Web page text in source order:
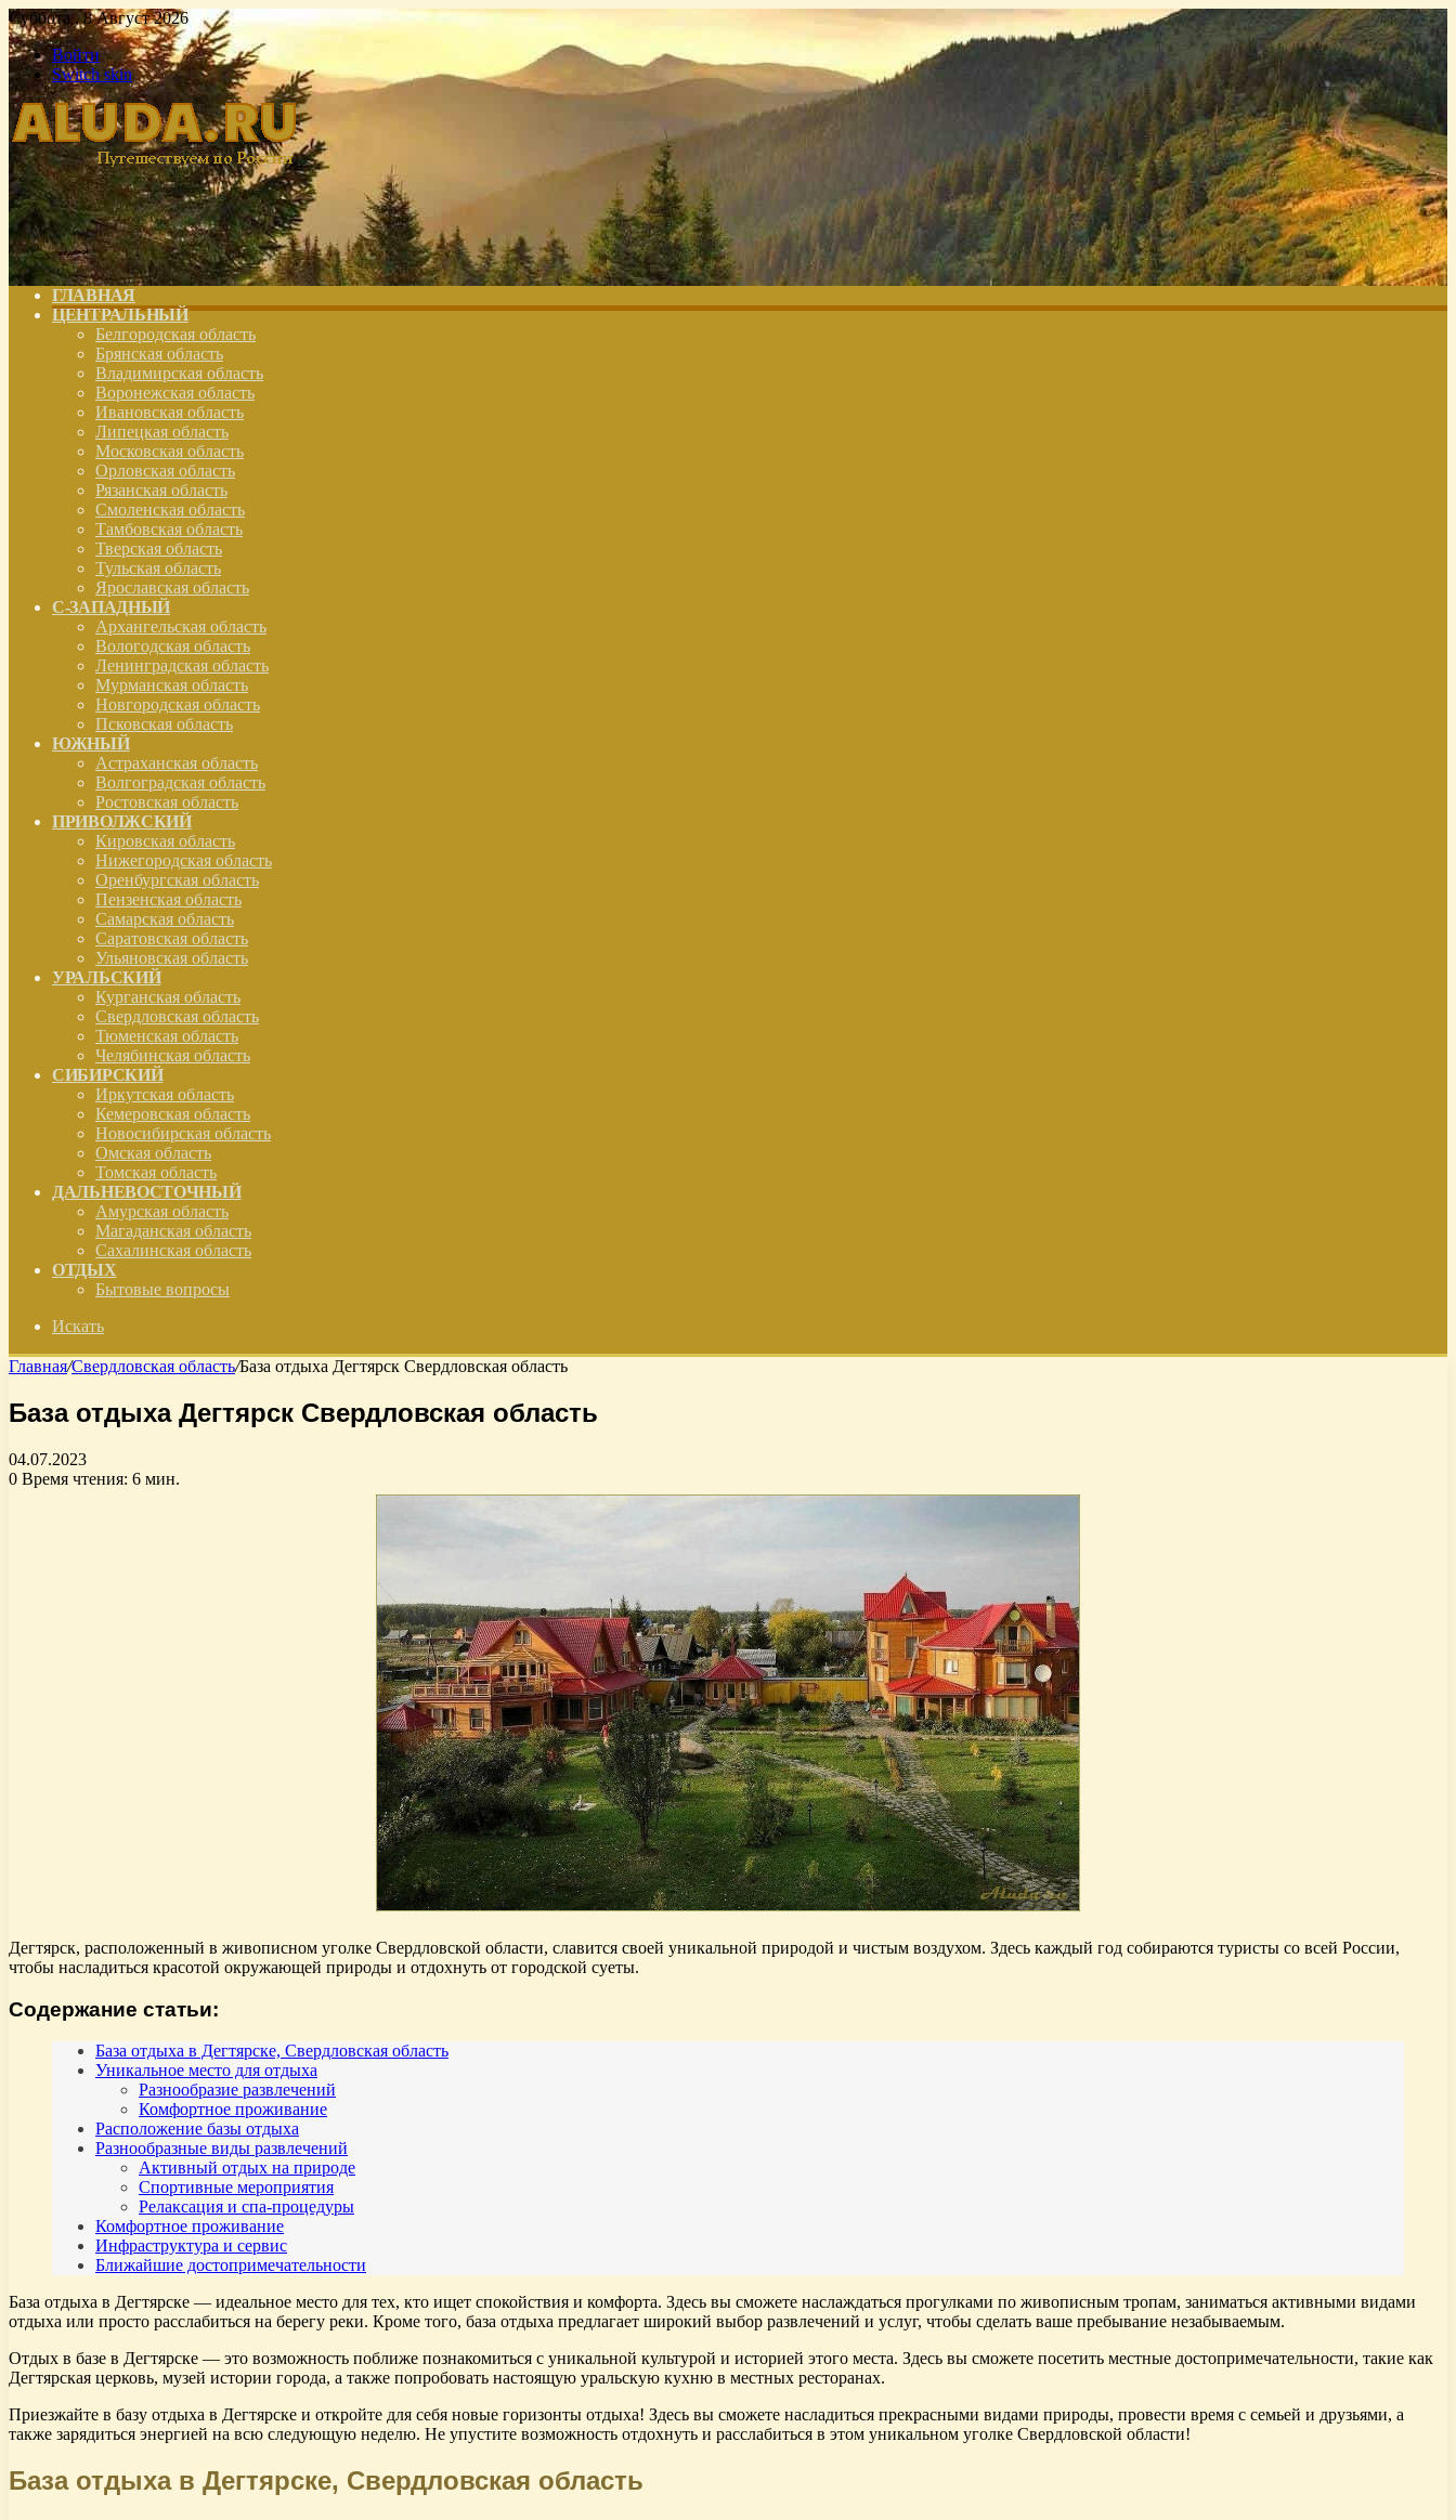
Суббота , 8 Август 2026
Войти
Switch skin
ГЛАВНАЯ
ЦЕНТРАЛЬНЫЙ
Белгородская область
Брянская область
Владимирская область
Воронежская область
Ивановская область
Липецкая область
Московская область
Орловская область
Рязанская область
Смоленская область
Тамбовская область
Тверская область
Тульская область
Ярославская область
С-ЗАПАДНЫЙ
Архангельская область
Вологодская область
Ленинградская область
Мурманская область
Новгородская область
Псковская область
ЮЖНЫЙ
Астраханская область
Волгоградская область
Ростовская область
ПРИВОЛЖСКИЙ
Кировская область
Нижегородская область
Оренбургская область
Пензенская область
Самарская область
Саратовская область
Ульяновская область
УРАЛЬСКИЙ
Курганская область
Свердловская область
Тюменская область
Челябинская область
СИБИРСКИЙ
Иркутская область
Кемеровская область
Новосибирская область
Омская область
Томская область
ДАЛЬНЕВОСТОЧНЫЙ
Амурская область
Магаданская область
Сахалинская область
ОТДЫХ
Бытовые вопросы
Искать
Главная/Свердловская область/База отдыха Дегтярск Свердловская область
База отдыха Дегтярск Свердловская область
04.07.2023
0 Время чтения: 6 мин.
Дегтярск, расположенный в живописном уголке Свердловской области, славится своей уникальной природой и чистым воздухом. Здесь каждый год собираются туристы со всей России,
чтобы насладиться красотой окружающей природы и отдохнуть от городской суеты.
Содержание статьи:
База отдыха в Дегтярске, Свердловская область
Уникальное место для отдыха
Разнообразие развлечений
Комфортное проживание
Расположение базы отдыха
Разнообразные виды развлечений
Активный отдых на природе
Спортивные мероприятия
Релаксация и спа-процедуры
Комфортное проживание
Инфраструктура и сервис
Ближайшие достопримечательности
База отдыха в Дегтярске — идеальное место для тех, кто ищет спокойствия и комфорта. Здесь вы сможете наслаждаться прогулками по живописным тропам, заниматься активными видами
отдыха или просто расслабиться на берегу реки. Кроме того, база отдыха предлагает широкий выбор развлечений и услуг, чтобы сделать ваше пребывание незабываемым.
Отдых в базе в Дегтярске — это возможность поближе познакомиться с уникальной культурой и историей этого места. Здесь вы сможете посетить местные достопримечательности, такие как
Дегтярская церковь, музей истории города, а также попробовать настоящую уральскую кухню в местных ресторанах.
Приезжайте в базу отдыха в Дегтярске и откройте для себя новые горизонты отдыха! Здесь вы сможете насладиться прекрасными видами природы, провести время с семьей и друзьями, а
также зарядиться энергией на всю следующую неделю. Не упустите возможность отдохнуть и расслабиться в этом уникальном уголке Свердловской области!
База отдыха в Дегтярске, Свердловская область